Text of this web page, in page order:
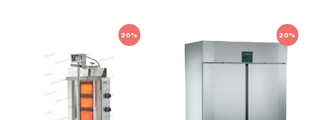
Flaskor 33 cl : 217 st
Flaskor 50 cl : 217 st
Klimat klass : 4
20% 20%